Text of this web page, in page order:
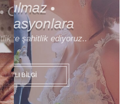
ALIN
BILGI
Bir Geceye
şahitlik ediyoruz..